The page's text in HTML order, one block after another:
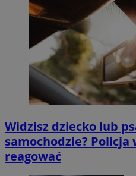
Widzisz dziecko lub
samochodzie? Policja
reagować